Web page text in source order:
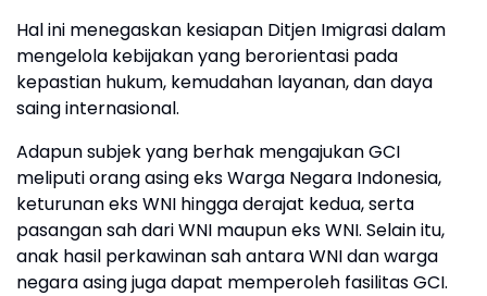
Hal ini menegaskan kesiapan Ditjen Imigrasi dalam
mengelola kebijakan yang berorientasi pada
kepastian hukum, kemudahan layanan, dan daya
saing internasional.
Adapun subjek yang berhak mengajukan GCI
meliputi orang asing eks Warga Negara Indonesia,
keturunan eks WNI hingga derajat kedua, serta
pasangan sah dari WNI maupun eks WNI. Selain itu,
anak hasil perkawinan sah antara WNI dan warga
negara asing juga dapat memperoleh fasilitas GCI.